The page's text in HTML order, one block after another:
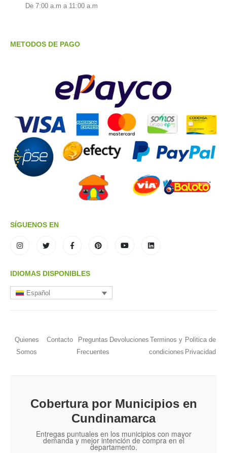
De 7:00 a.m a 11:00 a.m
METODOS DE PAGO
SÍGUENOS EN
IDIOMAS DISPONIBLES
Español
Quienes
Somos
Contacto
Preguntas
Frecuentes
Devoluciones Terminos y
condiciones
Politica de
Privacidad
Cobertura por Municipios en
Cundinamarca
Entregas puntuales en los municipios con mayor
demanda y mejor intención de compra en el
departamento.